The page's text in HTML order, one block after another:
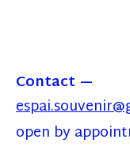
Contact
open by